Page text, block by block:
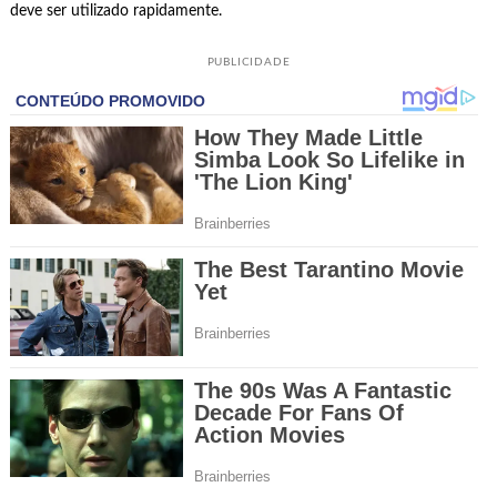
deve ser utilizado rapidamente.
PUBLICIDADE